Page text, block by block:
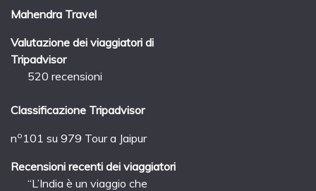
Mahendra Travel
Valutazione dei viaggiatori di
Tripadvisor
520 recensioni
Classificazione Tripadvisor
no 101 su 979 Tour a Jaipur
Recensioni recenti dei viaggiatori
“L’India è un viaggio che